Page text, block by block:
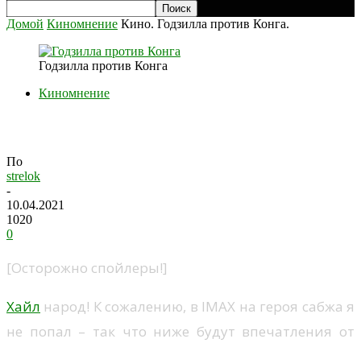
Домой Киномнение Кино. Годзилла против Конга.
Годзилла против Конга
Киномнение
По
strelok
-
10.04.2021
1020
0
[Осторожно спойлеры!]
Хайл народ! К сожалению, в IMAX на героя сабжа я
не попал – так что ниже будут впечатления от